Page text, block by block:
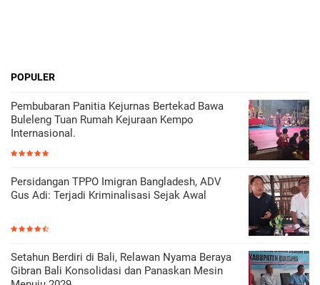
POPULER
Pembubaran Panitia Kejurnas Bertekad Bawa
Buleleng Tuan Rumah Kejuraan Kempo
Internasional.
Persidangan TPPO Imigran Bangladesh, ADV
Gus Adi: Terjadi Kriminalisasi Sejak Awal
Setahun Berdiri di Bali, Relawan Nyama Beraya
Gibran Bali Konsolidasi dan Panaskan Mesin